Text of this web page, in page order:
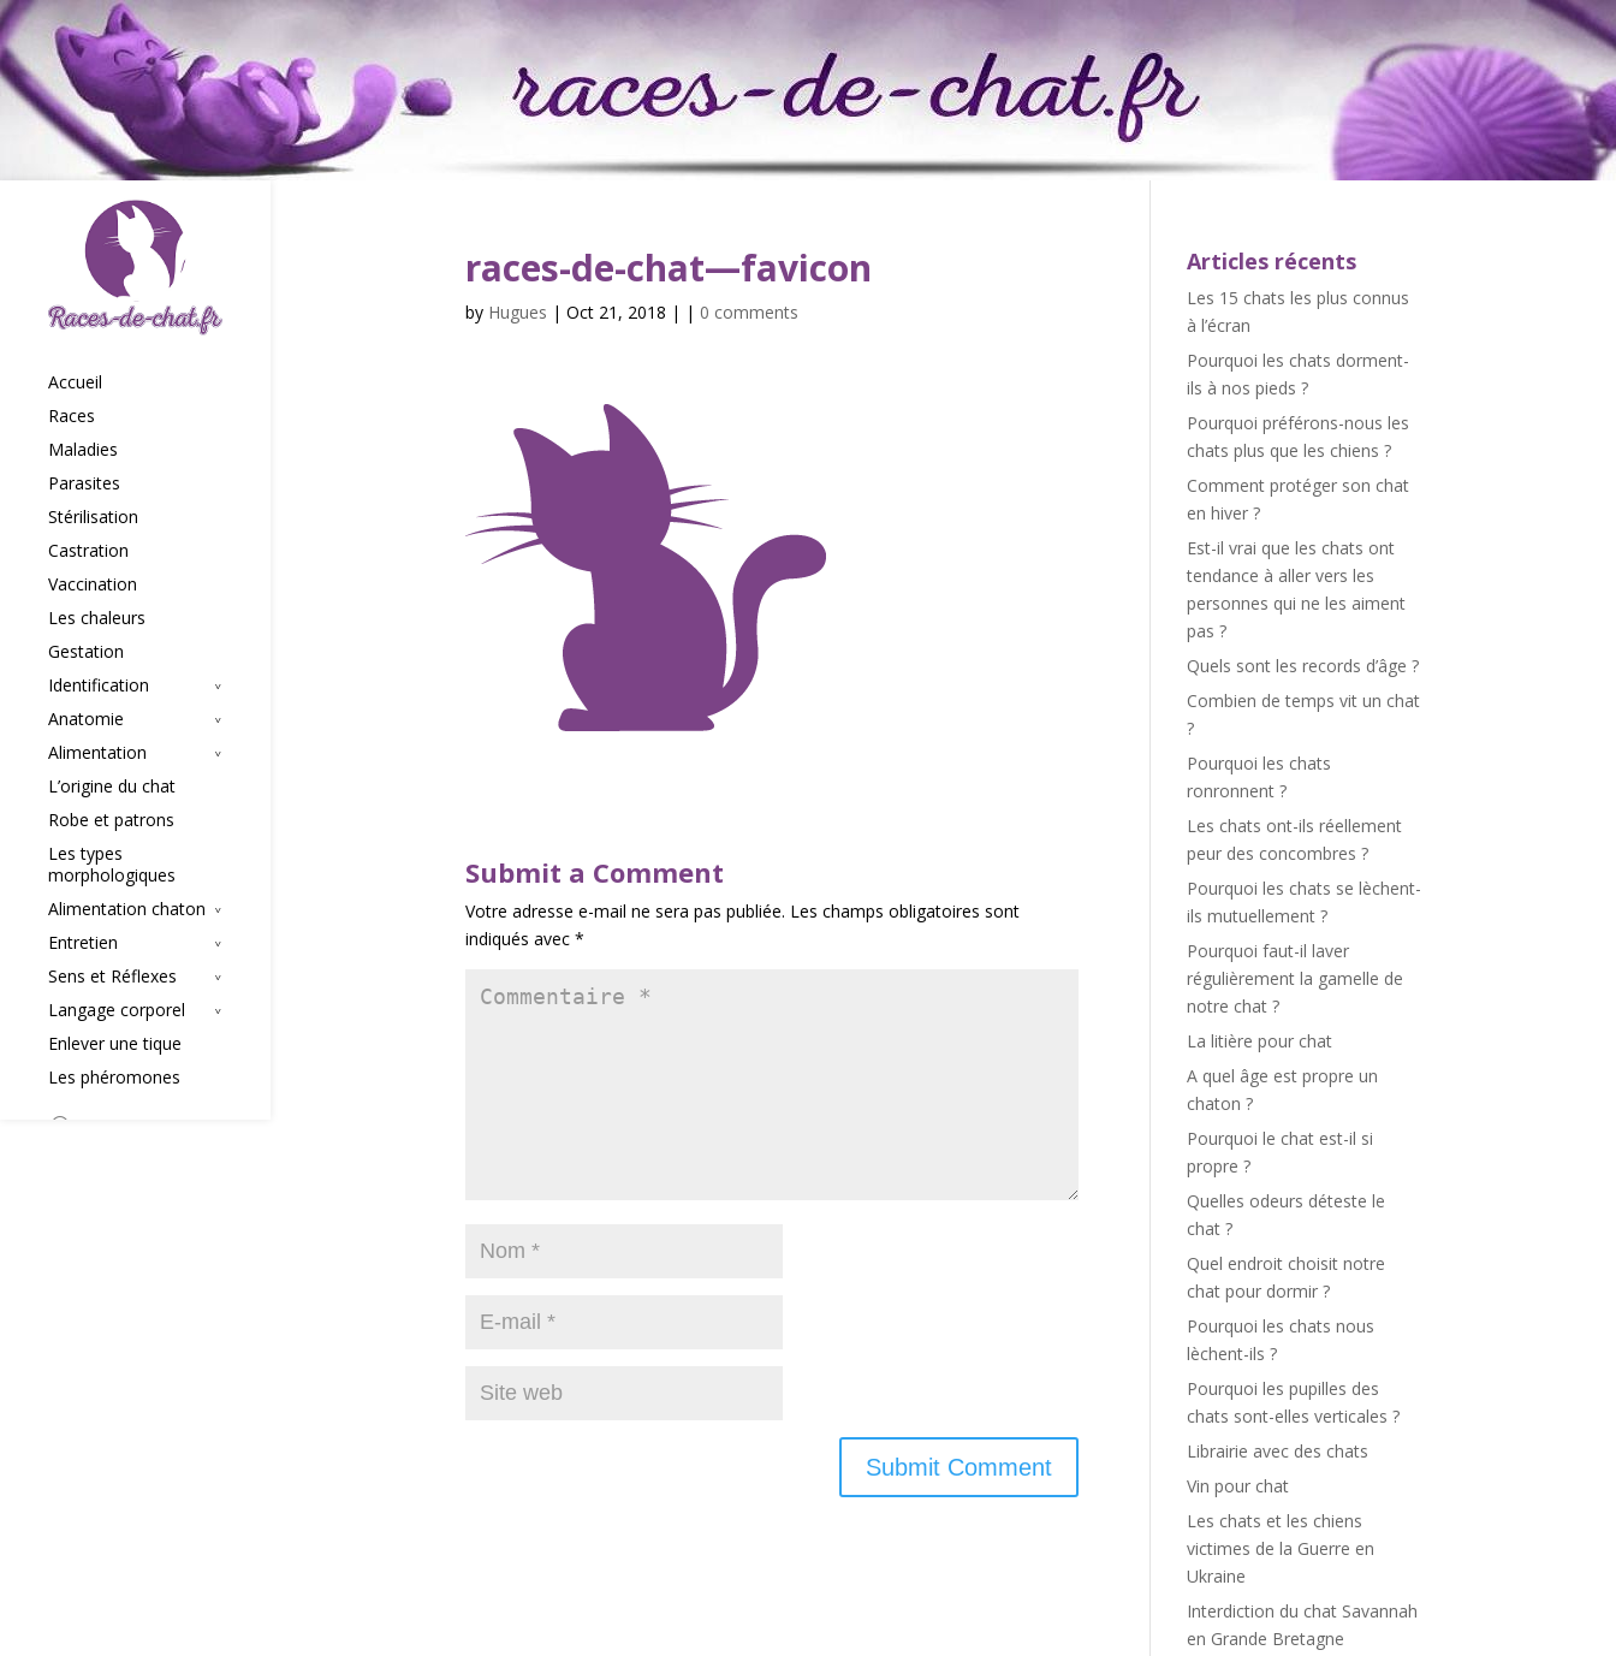
Accueil
Races
Maladies
Parasites
Stérilisation
Castration
Vaccination
Les chaleurs
Gestation
Identification
Anatomie
Alimentation
L’origine du chat
Robe et patrons
Les types
morphologiques
Alimentation chaton
Entretien
Sens et Réflexes
Langage corporel
Enlever une tique
Les phéromones
races-de-chat—favicon
by Hugues | Oct 21, 2018 | | 0 comments
Submit a Comment
Votre adresse e-mail ne sera pas publiée. Les champs obligatoires sont
indiqués avec *
Articles récents
Les 15 chats les plus connus
à l’écran
Pourquoi les chats dorment-
ils à nos pieds ?
Pourquoi préférons-nous les
chats plus que les chiens ?
Comment protéger son chat
en hiver ?
Est-il vrai que les chats ont
tendance à aller vers les
personnes qui ne les aiment
pas ?
Quels sont les records d’âge ?
Combien de temps vit un chat
?
Pourquoi les chats
ronronnent ?
Les chats ont-ils réellement
peur des concombres ?
Pourquoi les chats se lèchent-
ils mutuellement ?
Pourquoi faut-il laver
régulièrement la gamelle de
notre chat ?
La litière pour chat
A quel âge est propre un
chaton ?
Pourquoi le chat est-il si
propre ?
Quelles odeurs déteste le
chat ?
Quel endroit choisit notre
chat pour dormir ?
Pourquoi les chats nous
lèchent-ils ?
Pourquoi les pupilles des
chats sont-elles verticales ?
Librairie avec des chats
Vin pour chat
Les chats et les chiens
victimes de la Guerre en
Ukraine
Interdiction du chat Savannah
en Grande Bretagne